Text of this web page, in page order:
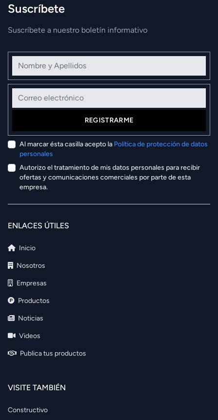
Suscríbete
Suscríbete a nuestro boletín informativo
Nombre y Apellidos
Correo electrónico
REGISTRARME
Al marcar ésta casilla acepto la Política de protección de datos
personales
Autorizo el tratamiento de mis datos personales para recibir
ofertas y comunicaciones comerciales por parte de esta
empresa.
ENLACES ÚTILES
Inicio
Nosotros
Empresas
Productos
Noticias
Videos
Publica tus productos
VISITE TAMBIÉN
Constructivo